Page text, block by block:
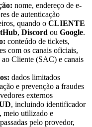
nome, endereço de e-
de autenticação
quando o CLIENTE
, Discord ou Google.
conteúdo de tickets,
com os canais oficiais,
Cliente (SAC) e canais
dados limitados
e prevenção a fraudes
externos
, incluindo identificador
meio utilizado e
pelo provedor,